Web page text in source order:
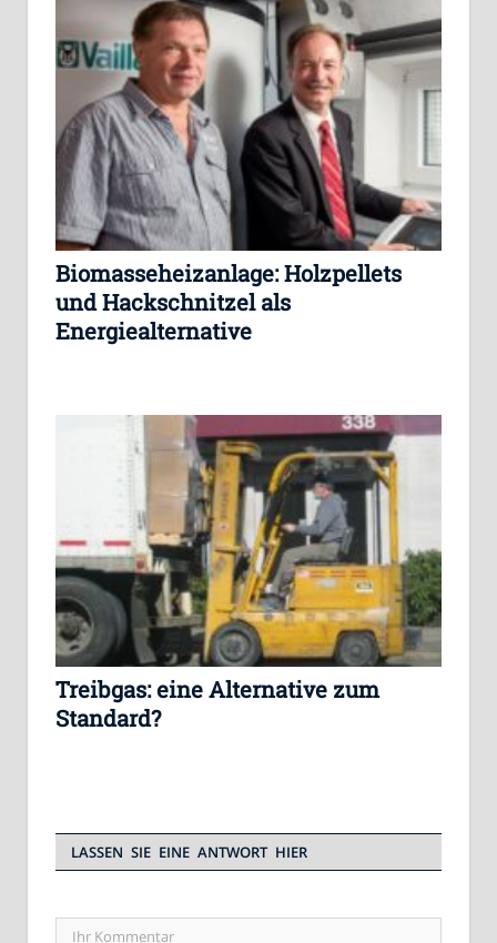
Biomasseheizanlage: Holzpellets
und Hackschnitzel als
Energiealternative
Treibgas: eine Alternative zum
Standard?
LASSEN SIE EINE ANTWORT HIER